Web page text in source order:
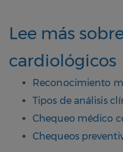
Lee más
cardiológicos
Reconocimiento
Tipos de análisis
Chequeo médico
Chequeos